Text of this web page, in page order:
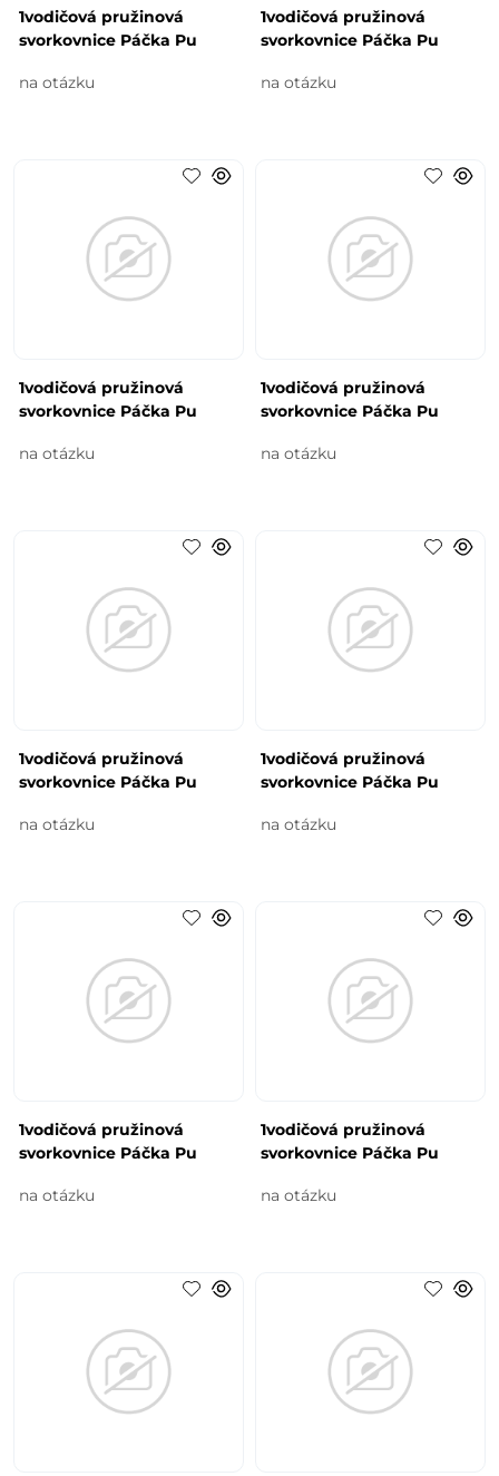
1vodičová pružinová
svorkovnice Páčka Pu
na otázku
1vodičová pružinová
svorkovnice Páčka Pu
na otázku
1vodičová pružinová
svorkovnice Páčka Pu
na otázku
1vodičová pružinová
svorkovnice Páčka Pu
na otázku
1vodičová pružinová
svorkovnice Páčka Pu
na otázku
1vodičová pružinová
svorkovnice Páčka Pu
na otázku
1vodičová pružinová
svorkovnice Páčka Pu
na otázku
1vodičová pružinová
svorkovnice Páčka Pu
na otázku